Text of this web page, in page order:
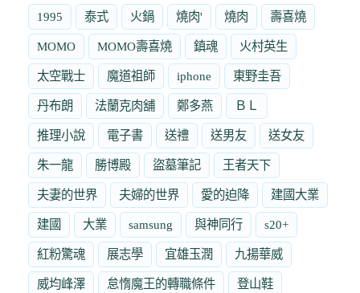
1995 泰式 火鍋 燒肉' 燒肉 壽喜燒
MOMO MOMO壽喜燒 鎮魂 火村英生
太空戰士 魔道祖師 iphone 東野圭吾
丹布朗 法蘭克肉舖 鄭多燕 ＢＬ
推理小說 電子書 送禮 送男友 送女友
朱一龍 勝博殿 盜墓筆記 王者天下
夫妻的世界 夫婦的世界 愛的迫降 建國大業
建國 大業 samsung 與神同行 s20+
紅粉驚魂 展志學 宜雄玉潤 九揚華威
威均峰澤 怠惰魔王的轉職條件 登山鞋